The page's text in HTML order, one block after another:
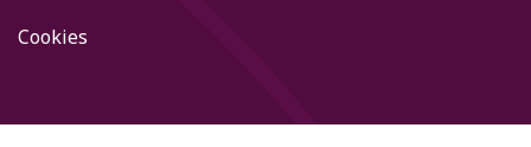
Cookies